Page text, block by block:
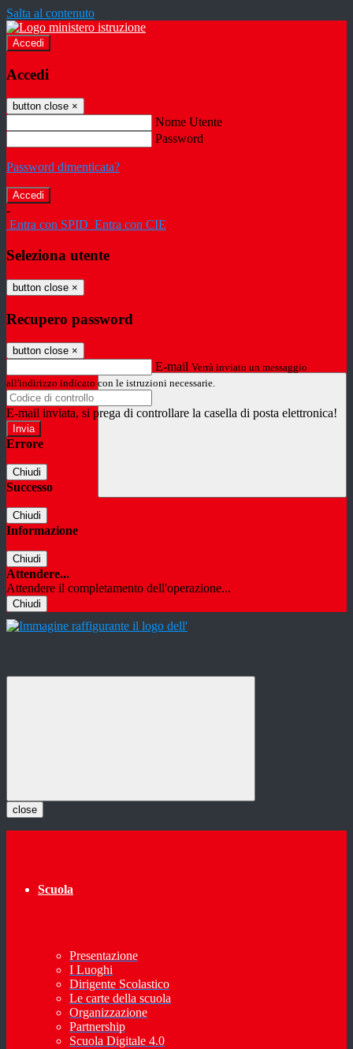
Salta al contenuto
Accedi
Accedi
button close ×
Nome Utente
Password
Password dimenticata?
-
Entra con SPID Entra con CIE
Seleziona utente
button close ×
Recupero password
button close ×
E-mail Verrà inviato un messaggio
all'indirizzo indicato con le istruzioni necessarie.
E-mail inviata, si prega di controllare la casella di posta elettronica!
Errore
Chiudi
Successo
Chiudi
Informazione
Chiudi
Attendere...
Attendere il completamento dell'operazione...
Chiudi
close
Scuola
Presentazione
I Luoghi
Dirigente Scolastico
Le carte della scuola
Organizzazione
Partnership
Scuola Digitale 4.0